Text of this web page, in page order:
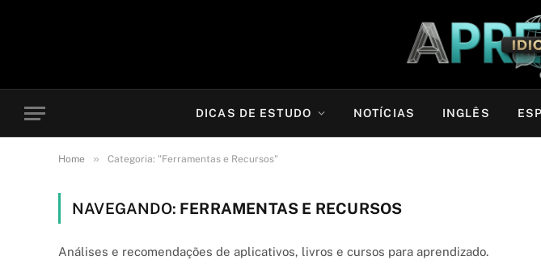
DICAS DE ESTUDO NOTÍCIAS INGLÊS
Home » Categoria: "Ferramentas e Recursos"
NAVEGANDO: FERRAMENTAS E RECURSOS
Análises e recomendações de aplicativos, livros e cursos para aprendizado.